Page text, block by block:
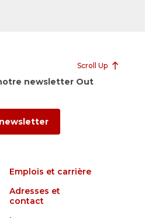
Scroll Up
newsletter Out
newsletter
Emplois et carrière
Adresses et
contact